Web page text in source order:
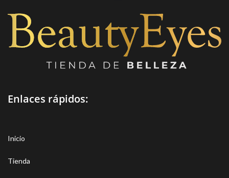
Enlaces rápidos:
Inicio
Tienda